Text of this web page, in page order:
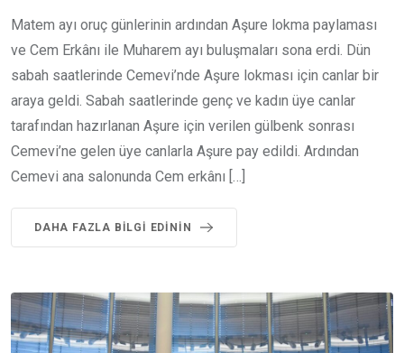
Matem ayı oruç günlerinin ardından Aşure lokma paylaması
ve Cem Erkânı ile Muharem ayı buluşmaları sona erdi. Dün
sabah saatlerinde Cemevi’nde Aşure lokması için canlar bir
araya geldi. Sabah saatlerinde genç ve kadın üye canlar
tarafından hazırlanan Aşure için verilen gülbenk sonrası
Cemevi’ne gelen üye canlarla Aşure pay edildi. Ardından
Cemevi ana salonunda Cem erkânı […]
DAHA FAZLA BILGI EDININ